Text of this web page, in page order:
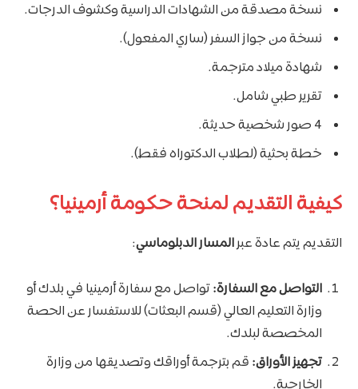
نسخة مصدقة من الشهادات الدراسية وكشوف الدرجات.
نسخة من جواز السفر (ساري المفعول).
شهادة ميلاد مترجمة.
تقرير طبي شامل.
4 صور شخصية حديثة.
خطة بحثية (لطلاب الدكتوراه فقط).
كيفية التقديم لمنحة حكومة أرمينيا؟
التقديم يتم عادة عبرالمسار الدبلوماسي:
التواصل مع السفارة:تواصل مع سفارة أرمينيا في بلدك أو
وزارة التعليم العالي (قسم البعثات) للاستفسار عن الحصة
المخصصة لبلدك.
تجهيز الأوراق: قم بترجمة أوراقك وتصديقها من وزارة
الخارجية.